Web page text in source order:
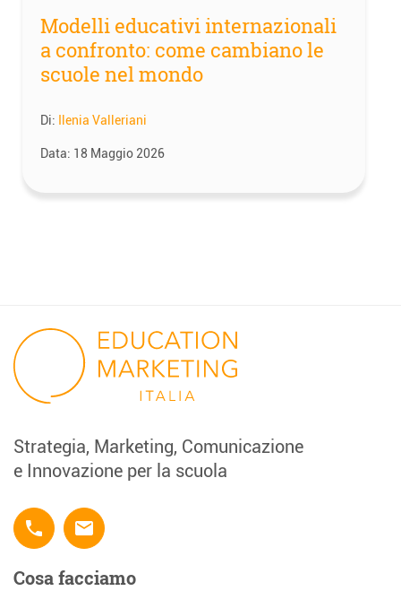
Modelli educativi internazionali
a confronto: come cambiano le
scuole nel mondo
Di: Ilenia Valleriani
Data: 18 Maggio 2026
Strategia, Marketing, Comunicazione
e Innovazione per la scuola
phone email
Cosa facciamo